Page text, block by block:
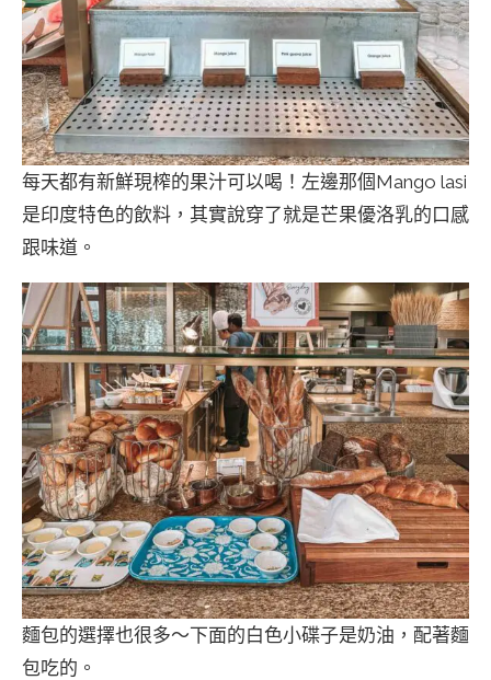
每天都有新鮮現榨的果汁可以喝！左邊那個Mango lasi
是印度特色的飲料，其實說穿了就是芒果優洛乳的口感
跟味道。
麵包的選擇也很多～下面的白色小碟子是奶油，配著麵
包吃的。